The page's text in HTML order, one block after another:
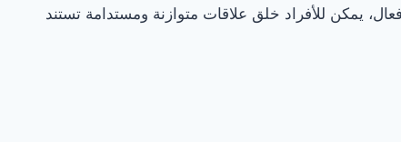
يمكن للأفراد خلق علاقات متوازنة ومستدامة تستند